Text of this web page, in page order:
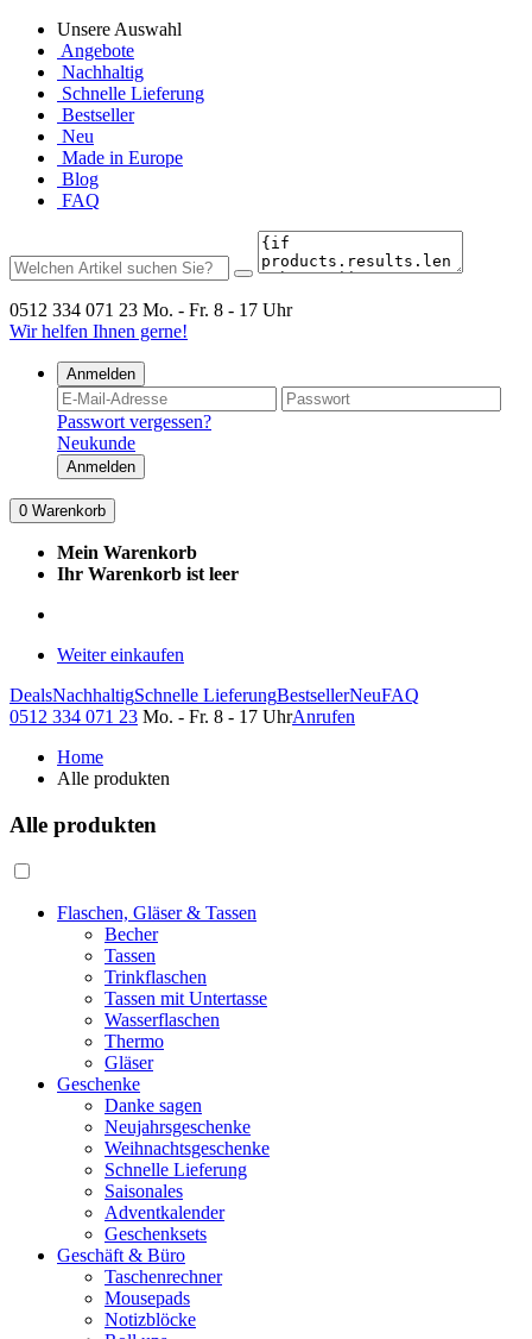
Unsere Auswahl
Angebote
Nachhaltig
Schnelle Lieferung
Bestseller
Neu
Made in Europe
Blog
FAQ
0512 334 071 23 Mo. - Fr. 8 - 17 Uhr
Wir helfen Ihnen gerne!
Anmelden
Passwort vergessen?
Neukunde
Anmelden
0 Warenkorb
Mein Warenkorb
Ihr Warenkorb ist leer
Weiter einkaufen
DealsNachhaltigSchnelle LieferungBestsellerNeuFAQ
0512 334 071 23 Mo. - Fr. 8 - 17 UhrAnrufen
Home
Alle produkten
Alle produkten
Flaschen, Gläser & Tassen
Becher
Tassen
Trinkflaschen
Tassen mit Untertasse
Wasserflaschen
Thermo
Gläser
Geschenke
Danke sagen
Neujahrsgeschenke
Weihnachtsgeschenke
Schnelle Lieferung
Saisonales
Adventkalender
Geschenksets
Geschäft & Büro
Taschenrechner
Mousepads
Notizblöcke